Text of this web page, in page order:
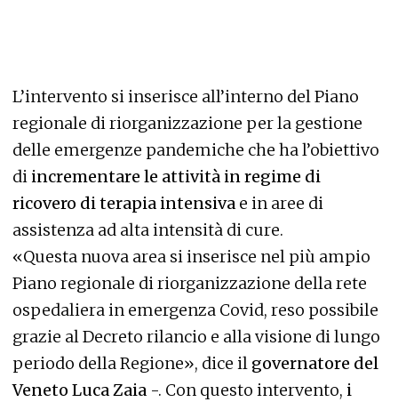
L’intervento si inserisce all’interno del Piano
regionale di riorganizzazione per la gestione
delle emergenze pandemiche che ha l’obiettivo
di incrementare le attività in regime di
ricovero di terapia intensiva e in aree di
assistenza ad alta intensità di cure.
«Questa nuova area si inserisce nel più ampio
Piano regionale di riorganizzazione della rete
ospedaliera in emergenza Covid, reso possibile
grazie al Decreto rilancio e alla visione di lungo
periodo della Regione», dice il governatore del
Veneto Luca Zaia -. Con questo intervento, i